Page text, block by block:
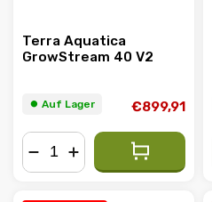
Terra Aquatica
GrowStream 40 V2
⏺︎ Auf Lager €899,91